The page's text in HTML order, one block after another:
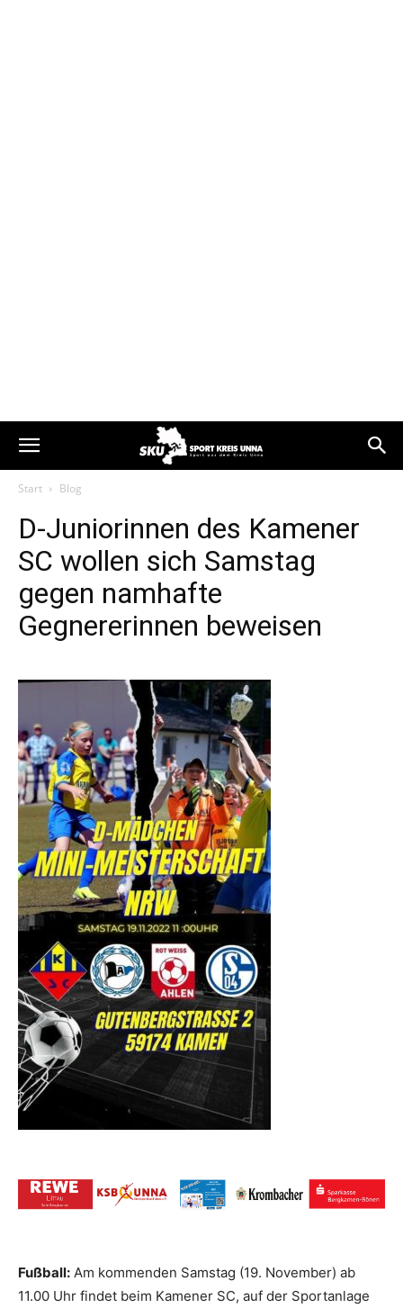
Start Blog
D-Juniorinnen des Kamener
SC wollen sich Samstag
gegen namhafte
Gegnererinnen beweisen
Fußball: Am kommenden Samstag (19. November) ab
11.00 Uhr findet beim Kamener SC, auf der Sportanlage